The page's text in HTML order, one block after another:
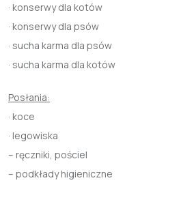
· konserwy dla kotów
· konserwy dla psów
· sucha karma dla psów
· sucha karma dla kotów
Posłania:
· koce
· legowiska
– ręczniki, pościel
– podkłady higieniczne